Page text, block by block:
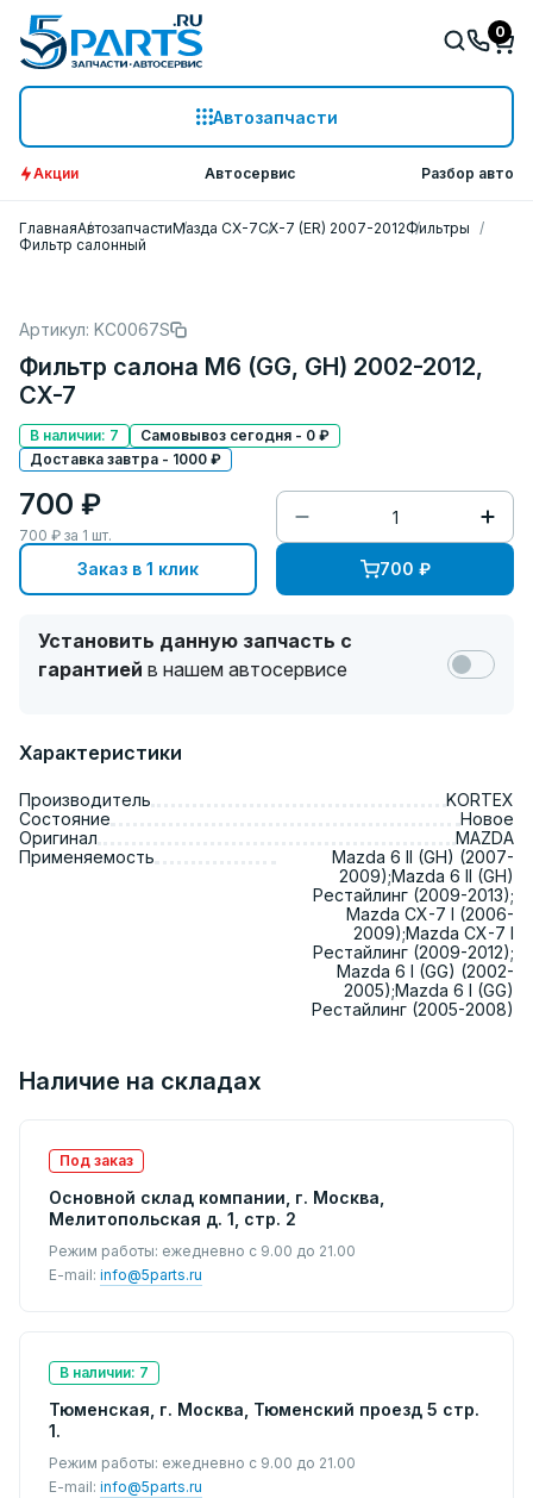
Автозапчасти
0
Акции Автосервис Разбор авто
ГлавнаяАвтозапчастиМазда СХ-7CX-7 (ER) 2007-2012Фильтры
Фильтр салонный
Артикул: KC0067S
Фильтр салона M6 (GG, GH) 2002-2012,
CX-7
В наличии: 7
Самовывоз сегодня - 0 ₽
Доставка завтра - 1000 ₽
700 ₽
700 ₽ за 1 шт.
Заказ в 1 клик 700 ₽
Установить данную запчасть с
гарантией в нашем автосервисе
Характеристики
Производитель
KORTEX
Состояние
Новое
Оригинал
MAZDA
Применяемость
Mazda 6 II (GH) (2007-
2009);Mazda 6 II (GH)
Рестайлинг (2009-2013);
Mazda CX-7 I (2006-
2009);Mazda CX-7 I
Рестайлинг (2009-2012);
Mazda 6 I (GG) (2002-
2005);Mazda 6 I (GG)
Рестайлинг (2005-2008)
Наличие на складах
Под заказ
Основной склад компании, г. Москва,
Мелитопольская д. 1, стр. 2
Режим работы: ежедневно с 9.00 до 21.00
E-mail: info@5parts.ru
В наличии: 7
Тюменская, г. Москва, Тюменский проезд 5 стр.
1.
Режим работы: ежедневно с 9.00 до 21.00
E-mail: info@5parts.ru